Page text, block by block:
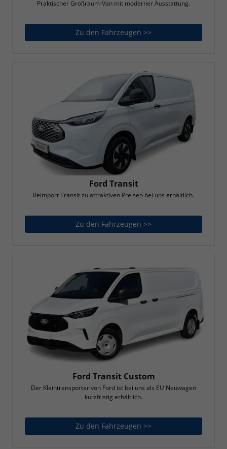
Praktischer Großraum-Van mit moderner Ausstattung.
Zu den Fahrzeugen >>
Ford Transit
Reimport Transit zu attraktiven Preisen bei uns erhältlich.
Zu den Fahrzeugen >>
Ford Transit Custom
Der Kleintransporter von Ford ist bei uns als EU Neuwagen
kurzfristig erhältlich.
Zu den Fahrzeugen >>